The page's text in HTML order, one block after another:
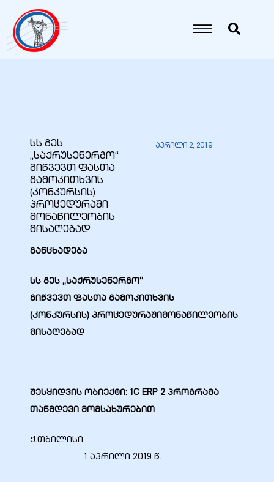
სს გეს
„საქრუსენერგო“
გიწვევთ ფასთა
გამოკითხვის
(კონკურსის)
პროცედურაში
მონაწილეობის
მისაღებად
აპრილი 2, 2019
განცხადება
სს გეს „საქრუსენერგო“
გიწვევთ ფასთა გამოკითხვის
(კონკურსის) პროცედურაშიმონაწილეობის
მისაღებად
შესყიდვის ობიექტი: 1C ERP 2 პროგრამა
თანმდევი მომსახურებით
ქ.თბილისი
1 აპრილი 2019 წ.